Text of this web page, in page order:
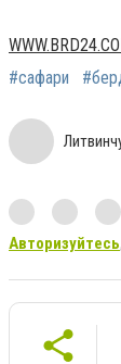
#сафари
Авторизуйтесь